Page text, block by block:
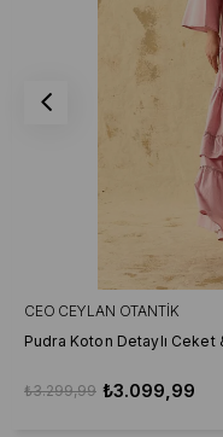
CEO CEYLAN OTANTIK
Pudra Koton Detaylı Ceket
₺3.099,99
₺3.299,99